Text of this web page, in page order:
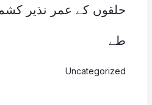
حلقوں کے عمر نذیر
طے
Uncategorized